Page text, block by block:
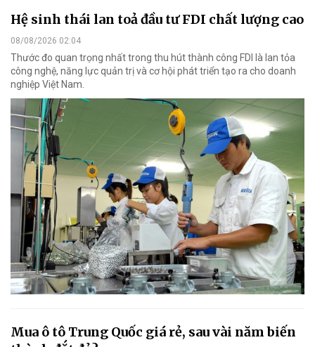
Hệ sinh thái lan toả đầu tư FDI chất lượng cao
08/08/2026 02:04
Thước đo quan trọng nhất trong thu hút thành công FDI là lan tỏa
công nghệ, năng lực quản trị và cơ hội phát triển tạo ra cho doanh
nghiệp Việt Nam.
Mua ô tô Trung Quốc giá rẻ, sau vài năm biến